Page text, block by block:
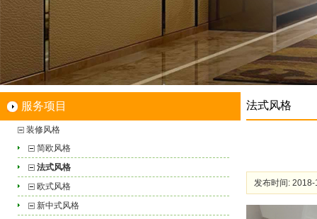
服务项目
装修风格
简欧风格
法式风格
欧式风格
新中式风格
法式风格
发布时间: